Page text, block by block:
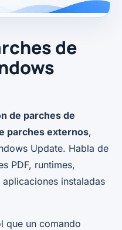
de
de parches de
parches externos,
Update. Habla de
PDF, runtimes,
instaladas
que un comando